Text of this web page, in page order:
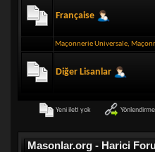
Française
Maçonnerie Universale,
Diğer Lisanlar
Yeni ileti yok
Masonlar.org - Harici